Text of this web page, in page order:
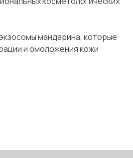
мандарина, которые
и омоложения кожи